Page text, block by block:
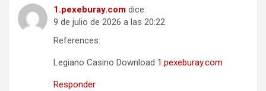
1.pexeburay.com dice:
9 de julio de 2026 a las 20:22
References:
Legiano Casino Download 1.pexeburay.com
Responder